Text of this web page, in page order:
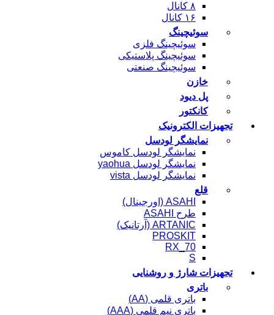
سوئیچینگ
سوئیچینگ فلزی
سوئیچینگ پلاستیکی
سوئیچینگ صنعتی
خازن
پل دیود
کانکتور
الکترونیک
نمایشگر لودسل
نمایشگر لودسل کاموس
نمایشگر لودسل yaohua
نمایشگر لودسل vista
ARTANIC (آرتانیک)
PROSKIT
شارژ و روشنایی
باتری
باتری قلمی (AA)
باتری نیم قلمی (AAA)